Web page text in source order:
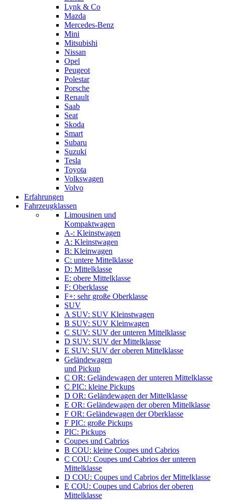
Lynk & Co
Mazda
Mercedes-Benz
Mini
Mitsubishi
Nissan
Opel
Peugeot
Polestar
Porsche
Renault
Saab
Seat
Skoda
Smart
Subaru
Suzuki
Tesla
Toyota
Volkswagen
Volvo
Erfahrungen
Fahrzeugklassen
Limousinen und
Kompaktwagen
A-: Kleinstwagen
A: Kleinstwagen
B: Kleinwagen
C: untere Mittelklasse
D: Mittelklasse
E: obere Mittelklasse
F: Oberklasse
F+: sehr große Oberklasse
SUV
A SUV: SUV Kleinstwagen
B SUV: SUV Kleinwagen
C SUV: SUV der unteren Mittelklasse
D SUV: SUV der Mittelklasse
E SUV: SUV der oberen Mittelklasse
Geländewagen
und Pickup
C OR: Geländewagen der unteren Mittelklasse
C PIC: kleine Pickups
D OR: Geländewagen der Mittelklasse
E OR: Geländewagen der oberen Mittelklasse
F OR: Geländewagen der Oberklasse
F PIC: große Pickups
PIC: Pickups
Coupes und Cabrios
B COU: kleine Coupes und Cabrios
C COU: Coupes und Cabrios der unteren
Mittelklasse
D COU: Coupes und Cabrios der Mittelklasse
E COU: Coupes und Cabrios der oberen
Mittelklasse